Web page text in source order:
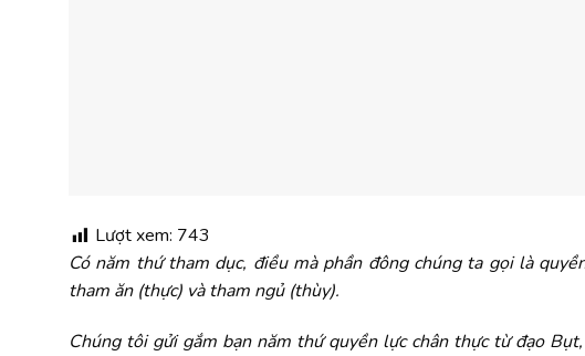
Lượt xem: 743
Có năm thứ tham dục, điều mà phần đông chúng ta gọi là
tham ăn (thực) và tham ngủ (thùy).
Chúng tôi gửi gắm bạn năm thứ quyền lực chân thực từ đạo